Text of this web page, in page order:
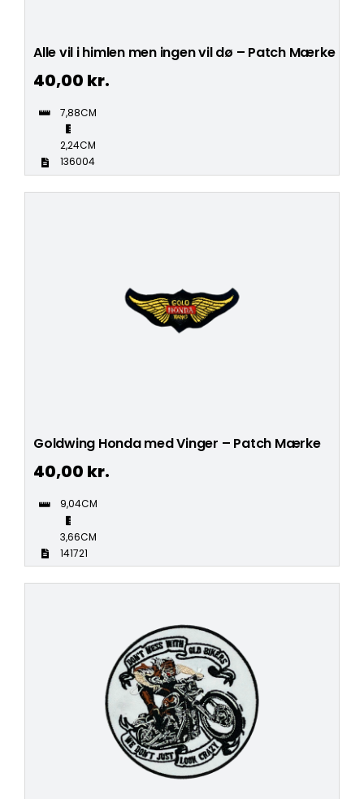
Alle vil i himlen men ingen vil dø – Patch Mærke
40,00 kr.
7,88CM
2,24CM
136004
Goldwing Honda med Vinger – Patch Mærke
40,00 kr.
9,04CM
3,66CM
141721